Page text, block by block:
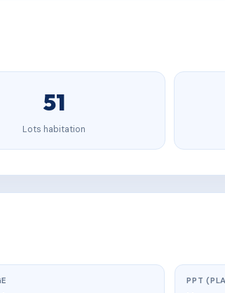
51
Lots habitation
PPT